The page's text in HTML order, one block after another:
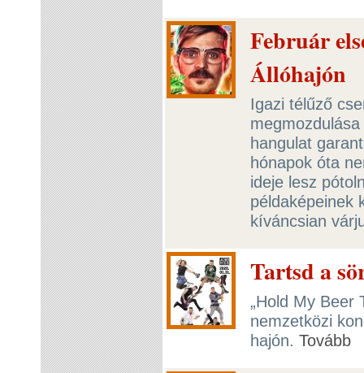
Február
Állóhajón
Igazi télűző
hangulat
hónapok óta
ideje lesz
példaképeinek
kíváncsian
Tartsd a
„Hold My Beer
nemzetközi
hajón. Tovább